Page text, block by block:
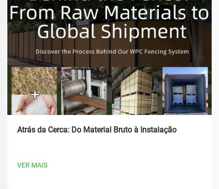
Atrás da Cerca: Do Material Bruto à Instalação
VER MAIS